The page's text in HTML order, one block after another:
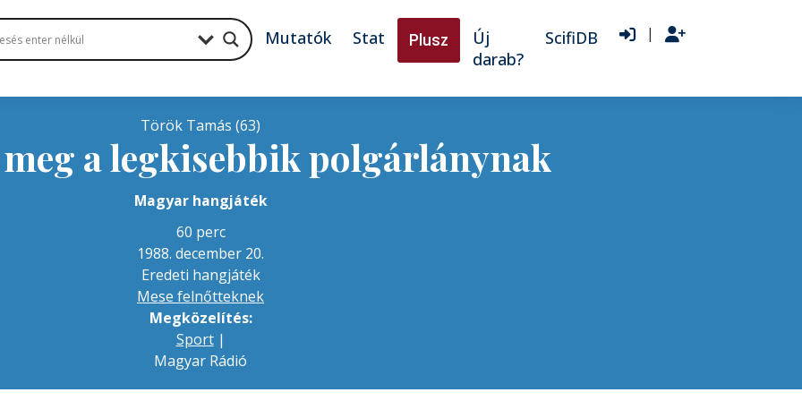
Mutatók Stat Plusz
Új
darab?
ScifiDB |
Török Tamás (63)
a legkisebbik polgárlánynak
Magyar hangjáték
60 perc
1988. december 20.
Eredeti hangjáték
Mese felnőtteknek
Megközelítés:
Sport|
Magyar Rádió